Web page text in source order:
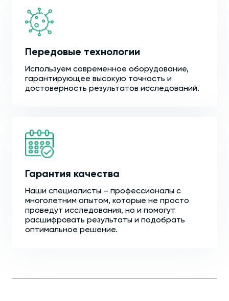
Передовые технологии
Используем современное оборудование,
гарантирующее высокую точность и
достоверность результатов исследований.
Гарантия качества
Наши специалисты – профессионалы с
многолетним опытом, которые не просто
проведут исследования, но и помогут
расшифровать результаты и подобрать
оптимальное решение.